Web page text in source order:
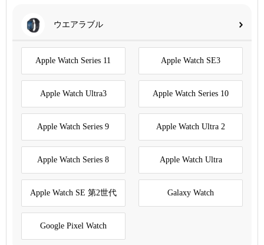
ウエアラブル
Apple Watch Series 11 Apple Watch SE3
Apple Watch Ultra3 Apple Watch Series 10
Apple Watch Series 9 Apple Watch Ultra 2
Apple Watch Series 8 Apple Watch Ultra
Apple Watch SE 第2世代 Galaxy Watch
Google Pixel Watch